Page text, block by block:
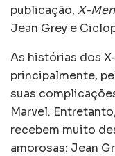
publicação, X-
Jean Grey e
As histórias dos
principalmente,
suas
Marvel.
recebem muito
amorosas: Jean